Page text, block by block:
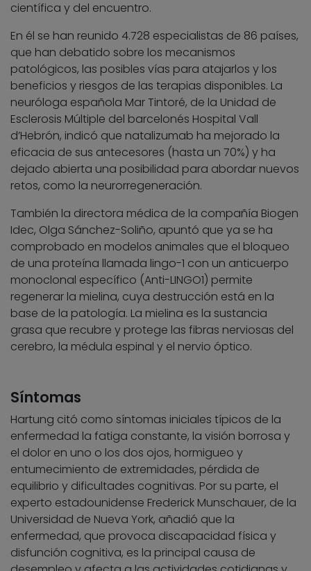
científica y del encuentro.
En él se han reunido 4.728 especialistas de 86 países,
que han debatido sobre los mecanismos
patológicos, las posibles vías para atajarlos y los
beneficios y riesgos de las terapias disponibles. La
neuróloga española Mar Tintoré, de la Unidad de
Esclerosis Múltiple del barcelonés Hospital Vall
d’Hebrón, indicó que natalizumab ha mejorado la
eficacia de sus antecesores (hasta un 70%) y ha
dejado abierta una posibilidad para abordar nuevos
retos, como la neurorregeneración.
También la directora médica de la compañía Biogen
Idec, Olga Sánchez-Soliño, apuntó que ya se ha
comprobado en modelos animales que el bloqueo
de una proteína llamada lingo-1 con un anticuerpo
monoclonal específico (Anti-LINGO1) permite
regenerar la mielina, cuya destrucción está en la
base de la patología. La mielina es la sustancia
grasa que recubre y protege las fibras nerviosas del
cerebro, la médula espinal y el nervio óptico.
Síntomas
Hartung citó como síntomas iniciales típicos de la
enfermedad la fatiga constante, la visión borrosa y
el dolor en uno o los dos ojos, hormigueo y
entumecimiento de extremidades, pérdida de
equilibrio y dificultades cognitivas. Por su parte, el
experto estadounidense Frederick Munschauer, de la
Universidad de Nueva York, añadió que la
enfermedad, que provoca discapacidad física y
disfunción cognitiva, es la principal causa de